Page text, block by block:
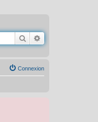
Rechercher
Connexion